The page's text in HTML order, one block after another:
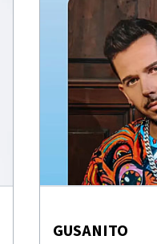
GUSANITO